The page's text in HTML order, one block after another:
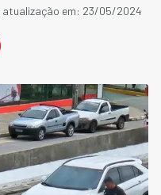
em: 23/05/2024